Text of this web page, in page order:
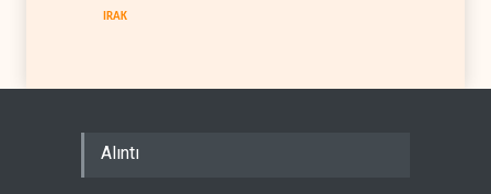
IRAK
Alıntı